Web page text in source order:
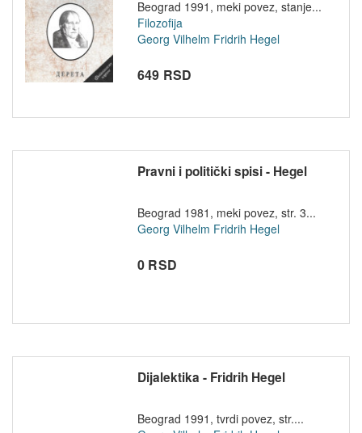
Beograd 1991, meki povez, stanje...
Filozofija
Georg Vilhelm Fridrih Hegel
649 RSD
Pravni i politički spisi - Hegel
Beograd 1981, meki povez, str. 3...
Georg Vilhelm Fridrih Hegel
0 RSD
Dijalektika - Fridrih Hegel
Beograd 1991, tvrdi povez, str....